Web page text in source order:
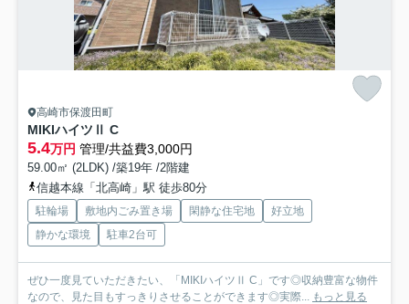
高崎市保渡田町
MIKIハイツⅡ C
5.4万円 管理/共益費3,000円
59.00㎡ (2LDK) /築19年 /2階建
信越本線「北高崎」駅 徒歩80分
駐輪場 敷地内ごみ置き場 閑静な住宅地
好立地
静かな環境
駐車2台可
ぜひ一度見ていただきたい、「MIKIハイツⅡ C」です◎収納豊富な物件
なので、見た目もすっきりさせることができます◎実際...
もっと見る